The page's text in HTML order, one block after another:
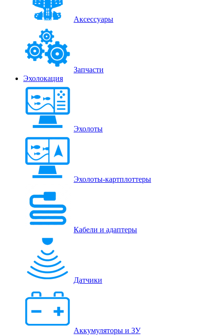
Аксессуары
Запчасти
Эхолокация
Эхолоты
Эхолоты-картплоттеры
Кабели и адаптеры
Датчики
Аккумуляторы и ЗУ